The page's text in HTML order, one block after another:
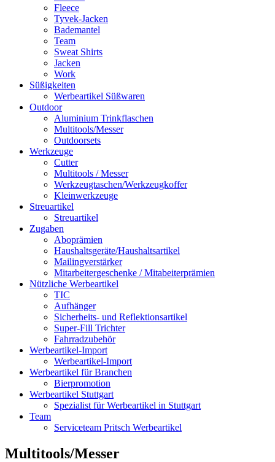
Fleece
Tyvek-Jacken
Bademantel
Team
Sweat Shirts
Jacken
Work
Süßigkeiten
Werbeartikel Süßwaren
Outdoor
Aluminium Trinkflaschen
Multitools/Messer
Outdoorsets
Werkzeuge
Cutter
Multitools / Messer
Werkzeugtaschen/Werkzeugkoffer
Kleinwerkzeuge
Streuartikel
Streuartikel
Zugaben
Aboprämien
Haushaltsgeräte/Haushaltsartikel
Mailingverstärker
Mitarbeitergeschenke / Mitabeiterprämien
Nützliche Werbeartikel
TIC
Aufhänger
Sicherheits- und Reflektionsartikel
Super-Fill Trichter
Fahrradzubehör
Werbeartikel-Import
Werbeartikel-Import
Werbeartikel für Branchen
Bierpromotion
Werbeartikel Stuttgart
Spezialist für Werbeartikel in Stuttgart
Team
Serviceteam Pritsch Werbeartikel
Multitools/Messer